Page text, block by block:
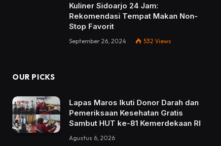
Kuliner Sidoarjo 24 Jam:
Rekomendasi Tempat Makan Non-
Stop Favorit
September 26, 2024 532 Views
OUR PICKS
Lapas Maros Ikuti Donor Darah dan
Pemeriksaan Kesehatan Gratis
Sambut HUT ke-81 Kemerdekaan RI
Agustus 6, 2026